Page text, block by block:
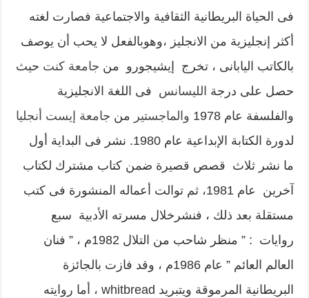
فى الحياة البريطانية الثقافية والاجتماعية فصارت لغته
أكثر إنجليزية من الانجليز ،وهوبالفعل لا يحب أن يوصف
بالكاتب اليابانى ، تخرج إيشيجورو من جامعة كنت حيث
حصل على درجة الليسانس فى اللغة الانجليزية
والفلسفة عام 1978
والماجستير من جامعة إيست أنجليا
لدورة الكتابة الإبداعية عام 1980. نشر فى البداية أول
ما نشر ثلاث قصص قصيرة ضمن كتاب مشترك لكتاب
آخرين عام 1981، ثم توالت أعماله المنشورة فى كتب
مستقلة بعد ذلك ، فنشرخلال مسرته الأدبية سبع
روايات : ” منظر شاحب من التلال 1982م ، ” فنان
العالم العائم ” عام 1986م ، وقد فازت بالجائزة
البريطانية المرموقة ويتبريد whitbread ، أما روايته